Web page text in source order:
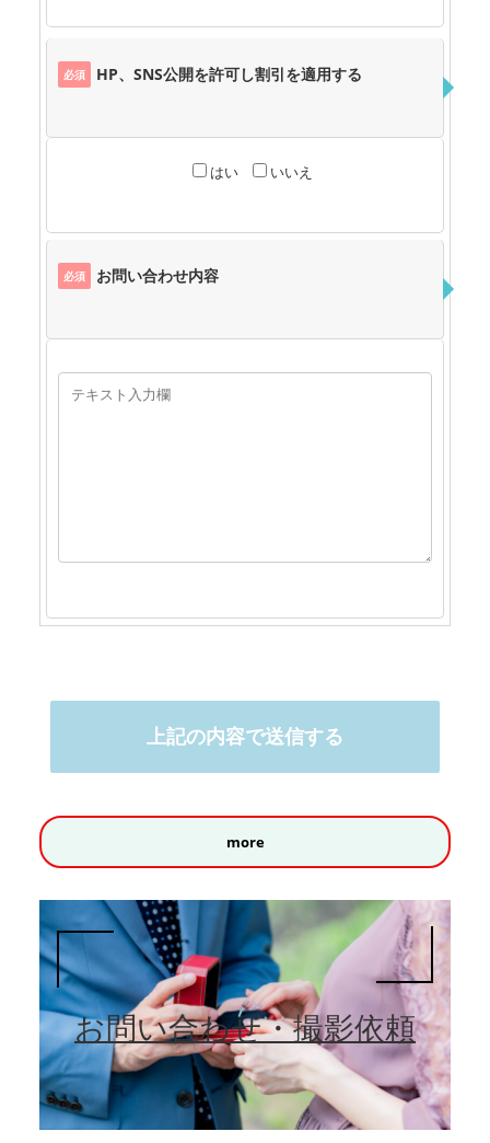
必須 HP、SNS公開を許可し割引を適用する
はい いいえ
必須 お問い合わせ内容
more
お問い合わせ・撮影依頼